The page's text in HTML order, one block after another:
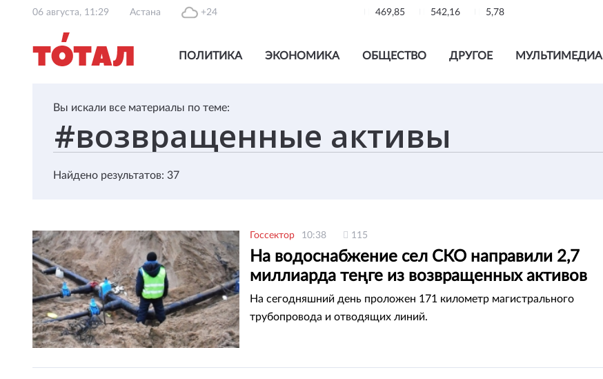
06 августа, 11:29 Астана +24 469,85 542,16 5,78
ПОЛИТИКА ЭКОНОМИКА ОБЩЕСТВО ДРУГОЕ МУЛЬТИМЕДИА
Вы искали все материалы по теме:
Найдено результатов: 37
Госсектор 10:38 115
На водоснабжение сел СКО направили 2,7
миллиарда теңге из возвращенных активов
На сегодняшний день проложен 171 километр магистрального
трубопровода и отводящих линий.